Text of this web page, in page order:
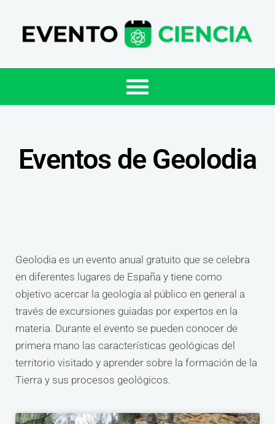
Eventos de Geolodia
Geolodia es un evento anual gratuito que se celebra
en diferentes lugares de España y tiene como
objetivo acercar la geología al público en general a
través de excursiones guiadas por expertos en la
materia. Durante el evento se pueden conocer de
primera mano las características geológicas del
territorio visitado y aprender sobre la formación de la
Tierra y sus procesos geológicos.